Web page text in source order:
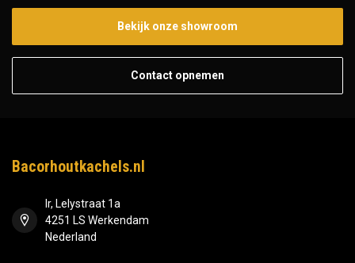
Bekijk onze showroom
Contact opnemen
Bacorhoutkachels.nl
Ir, Lelystraat 1a
4251 LS Werkendam
Nederland